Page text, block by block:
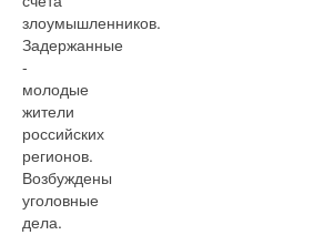
злоумышленников.
Задержанные
-
молодые
жители
российских
регионов.
Возбуждены
уголовные
дела.